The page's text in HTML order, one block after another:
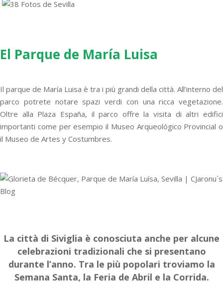
El Parque de María Luisa
Il parque de María Luisa è tra i più grandi della città. All’interno del
parco potrete notare spazi verdi con una ricca vegetazione.
Oltre alla Plaza España, il parco offre la visita di altri edifici
importanti come per esempio il Museo Arqueológico Provincial o
il Museo de Artes y Costumbres.
La città di Siviglia è conosciuta anche per alcune
celebrazioni tradizionali che si presentano
durante l’anno. Tra le più popolari troviamo la
Semana Santa, la Feria de Abril e la Corrida.